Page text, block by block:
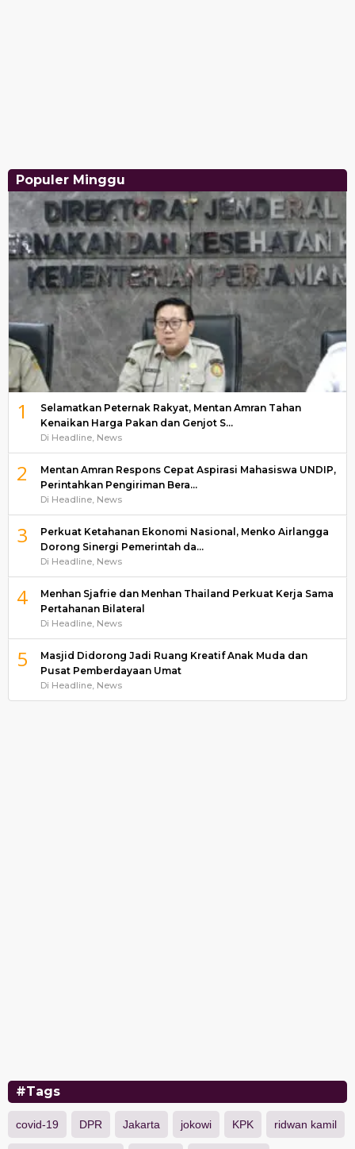
Populer Minggu
1
Selamatkan Peternak Rakyat, Mentan Amran Tahan
Kenaikan Harga Pakan dan Genjot S…
Di Headline, News
2
Mentan Amran Respons Cepat Aspirasi Mahasiswa UNDIP,
Perintahkan Pengiriman Bera…
Di Headline, News
3
Perkuat Ketahanan Ekonomi Nasional, Menko Airlangga
Dorong Sinergi Pemerintah da…
Di Headline, News
4
Menhan Sjafrie dan Menhan Thailand Perkuat Kerja Sama
Pertahanan Bilateral
Di Headline, News
5
Masjid Didorong Jadi Ruang Kreatif Anak Muda dan
Pusat Pemberdayaan Umat
Di Headline, News
#Tags
covid-19 DPR Jakarta jokowi KPK ridwan kamil